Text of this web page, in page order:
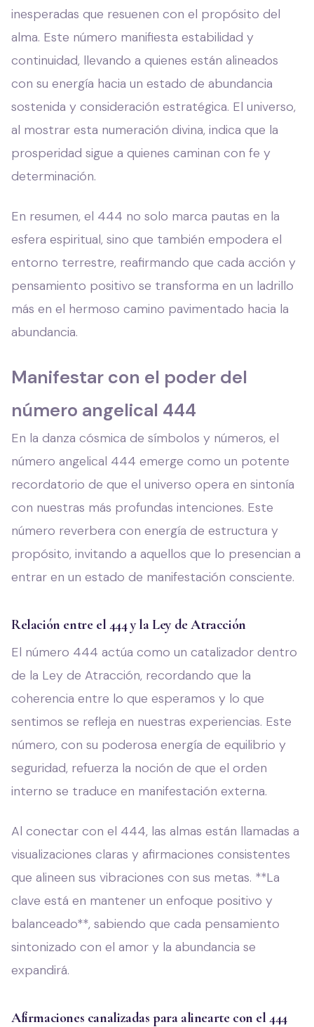
inesperadas que resuenen con el propósito del
alma. Este número manifiesta estabilidad y
continuidad, llevando a quienes están alineados
con su energía hacia un estado de abundancia
sostenida y consideración estratégica. El universo,
al mostrar esta numeración divina, indica que la
prosperidad sigue a quienes caminan con fe y
determinación.
En resumen, el 444 no solo marca pautas en la
esfera espiritual, sino que también empodera el
entorno terrestre, reafirmando que cada acción y
pensamiento positivo se transforma en un ladrillo
más en el hermoso camino pavimentado hacia la
abundancia.
Manifestar con el poder del
número angelical 444
En la danza cósmica de símbolos y números, el
número angelical 444 emerge como un potente
recordatorio de que el universo opera en sintonía
con nuestras más profundas intenciones. Este
número reverbera con energía de estructura y
propósito, invitando a aquellos que lo presencian a
entrar en un estado de manifestación consciente.
Relación entre el 444 y la Ley de Atracción
El número 444 actúa como un catalizador dentro
de la Ley de Atracción, recordando que la
coherencia entre lo que esperamos y lo que
sentimos se refleja en nuestras experiencias. Este
número, con su poderosa energía de equilibrio y
seguridad, refuerza la noción de que el orden
interno se traduce en manifestación externa.
Al conectar con el 444, las almas están llamadas a
visualizaciones claras y afirmaciones consistentes
que alineen sus vibraciones con sus metas. **La
clave está en mantener un enfoque positivo y
balanceado**, sabiendo que cada pensamiento
sintonizado con el amor y la abundancia se
expandirá.
Afirmaciones canalizadas para alinearte con el 444